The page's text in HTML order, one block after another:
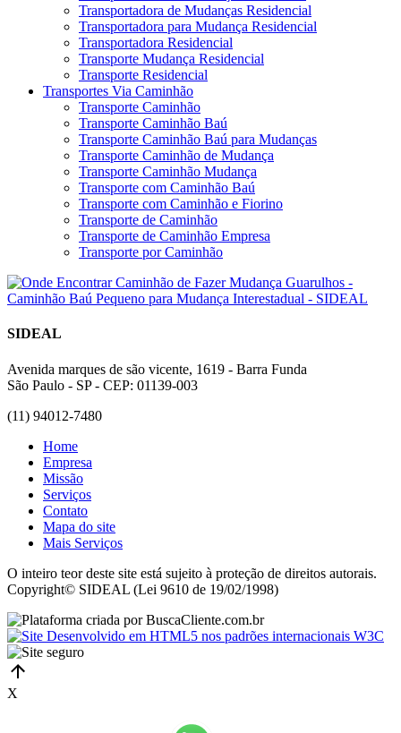
Transportadora de Mudanças Residencial
Transportadora para Mudança Residencial
Transportadora Residencial
Transporte Mudança Residencial
Transporte Residencial
Transportes Via Caminhão
Transporte Caminhão
Transporte Caminhão Baú
Transporte Caminhão Baú para Mudanças
Transporte Caminhão de Mudança
Transporte Caminhão Mudança
Transporte com Caminhão Baú
Transporte com Caminhão e Fiorino
Transporte de Caminhão
Transporte de Caminhão Empresa
Transporte por Caminhão
SIDEAL
Avenida marques de são vicente, 1619 - Barra Funda
São Paulo - SP - CEP: 01139-003
(11) 94012-7480
Home
Empresa
Missão
Serviços
Contato
Mapa do site
Mais Serviços
O inteiro teor deste site está sujeito à proteção de direitos autorais.
Copyright© SIDEAL (Lei 9610 de 19/02/1998)
X